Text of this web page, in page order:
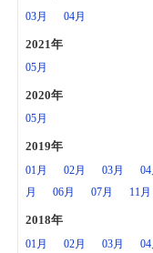
03月 04月
2021年
05月
2020年
05月
2019年
01月 02月 03月 04
月
06月 07月 11月
2018年
01月 02月 03月 04